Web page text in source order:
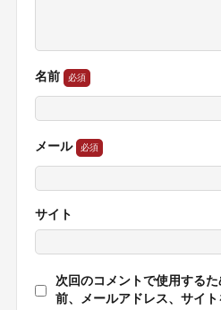
名前
メール
サイト
次回のコメントで使用する
前、メールアドレス、サイト